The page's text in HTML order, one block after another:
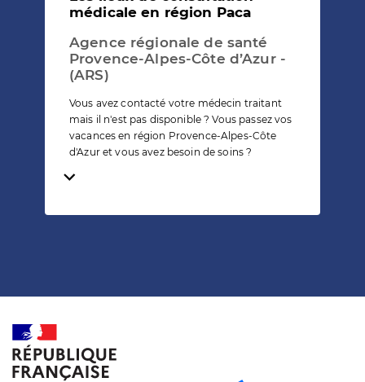
médicale en région Paca
Agence régionale de santé
Provence-Alpes-Côte d’Azur -
(ARS)
Vous avez contacté votre médecin traitant
mais il n'est pas disponible ? Vous passez vos
vacances en région Provence-Alpes-Côte
d'Azur et vous avez besoin de soins ?
Temps de lecture